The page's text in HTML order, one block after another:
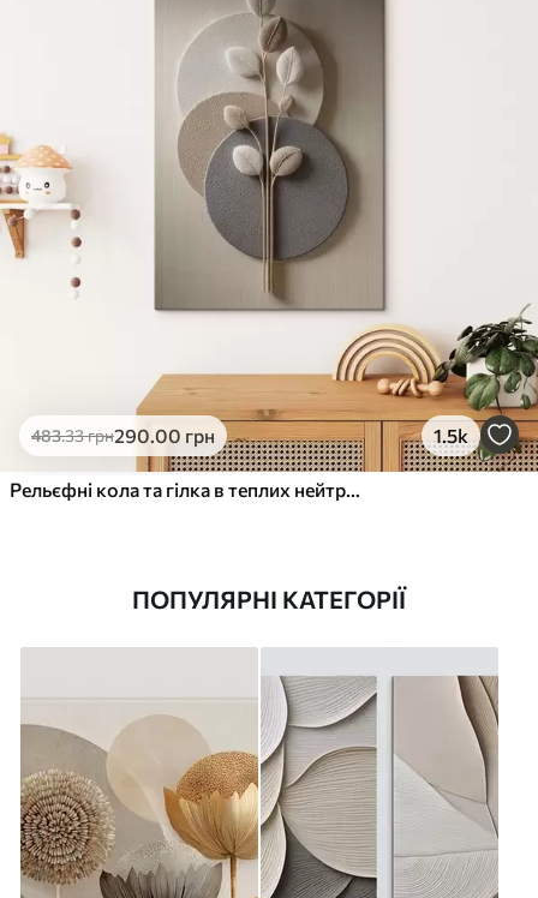
483.33грн290.00 грн 1.5k
Рельєфні кола та гілка в теплих нейтральних тонах
ПОПУЛЯРНІ КАТЕГОРІЇ